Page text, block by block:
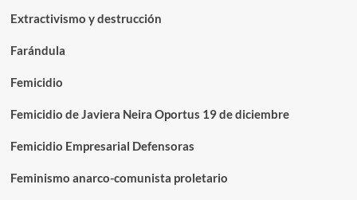
Extractivismo y destrucción
Farándula
Femicidio
Femicidio de Javiera Neira Oportus 19 de diciembre
Femicidio Empresarial Defensoras
Feminismo anarco-comunista proletario